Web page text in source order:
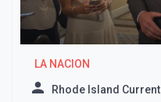
LA NACION
Rhode Island Current